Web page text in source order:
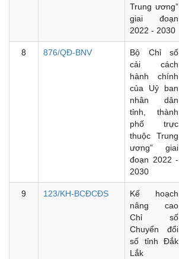
Trung ương”
giai đoạn
2022 - 2030
8 876/QĐ-BNV
Bộ Chỉ số
cải cách
hành chính
của Uỷ ban
nhân dân
tỉnh, thành
phố trực
thuộc Trung
ương” giai
đoạn 2022 -
2030
9 123/KH-BCĐCĐS
Kế hoạch
nâng cao
Chỉ số
Chuyển đổi
số tỉnh Đắk
Lắk